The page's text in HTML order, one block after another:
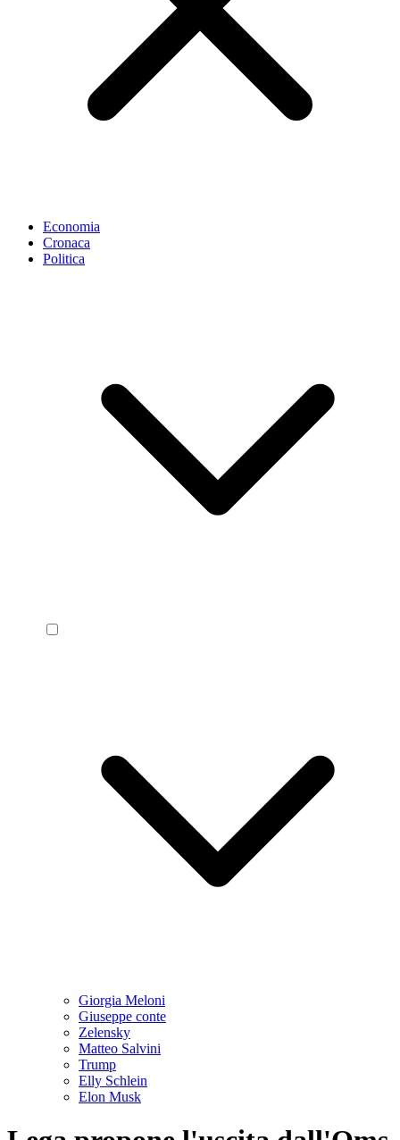
Economia
Cronaca
Politica
Giorgia Meloni
Giuseppe conte
Zelensky
Matteo Salvini
Trump
Elly Schlein
Elon Musk